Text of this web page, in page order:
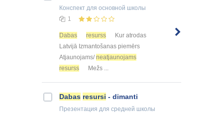
Конспект для основной школы
1
Dabas resurss
Kur atrodas
Latvijā Izmantošanas piemērs
Atjaunojams/ neatjaunojams
resurss
Mežs ...
Dabas resursi - dimanti
Презентация для средней школы